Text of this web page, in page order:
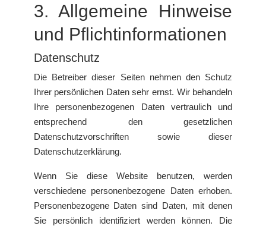
3. Allgemeine Hinweise
und Pflicht­informationen
Datenschutz
Die Betreiber dieser Seiten nehmen den Schutz
Ihrer persönlichen Daten sehr ernst. Wir behandeln
Ihre personenbezogenen Daten vertraulich und
entsprechend den gesetzlichen
Datenschutzvorschriften sowie dieser
Datenschutzerklärung.
Wenn Sie diese Website benutzen, werden
verschiedene personenbezogene Daten erhoben.
Personenbezogene Daten sind Daten, mit denen
Sie persönlich identifiziert werden können. Die